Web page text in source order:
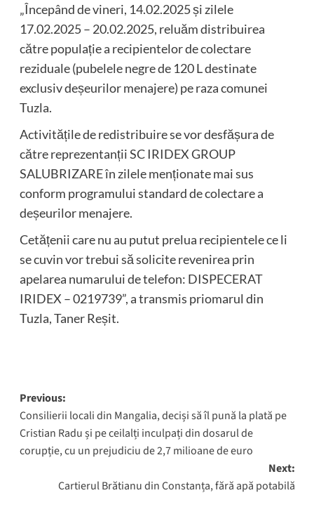
„Începând de vineri, 14.02.2025 și zilele
17.02.2025 – 20.02.2025, reluăm distribuirea
către populație a recipientelor de colectare
reziduale (pubelele negre de 120 L destinate
exclusiv deșeurilor menajere) pe raza comunei
Tuzla.
Activitățile de redistribuire se vor desfășura de
către reprezentanții SC IRIDEX GROUP
SALUBRIZARE în zilele menționate mai sus
conform programului standard de colectare a
deșeurilor menajere.
Cetățenii care nu au putut prelua recipientele ce li
se cuvin vor trebui să solicite revenirea prin
apelarea numarului de telefon: DISPECERAT
IRIDEX – 0219739”, a transmis priomarul din
Tuzla, Taner Reșit.
Post
navigation
Previous:
Consilierii locali din Mangalia, deciși să îl pună la plată pe
Cristian Radu și pe ceilalți inculpați din dosarul de
corupție, cu un prejudiciu de 2,7 milioane de euro
Next:
Cartierul Brătianu din Constanța, fără apă potabilă